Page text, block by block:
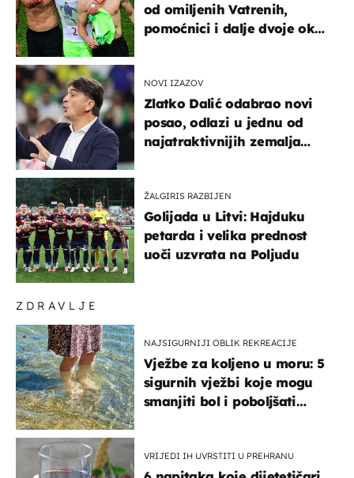
ZDRAVLJE
NAJSIGURNIJI OBLIK REKREACIJE
Vježbe za koljeno u moru: 5
sigurnih vježbi koje mogu
smanjiti bol i poboljšati
VRIJEDI IH UVRSTITI U PREHRANU
od omiljenih Vatrenih,
pomoćnici i dalje dvoje oko
NOVI IZAZOV
Zlatko Dalić odabrao novi
posao, odlazi u jednu od
najatraktivnijih zemalja
ŽALGIRIS RAZBIJEN
Golijada u Litvi: Hajduku
petarda i velika prednost
uoči uzvrata na Poljudu